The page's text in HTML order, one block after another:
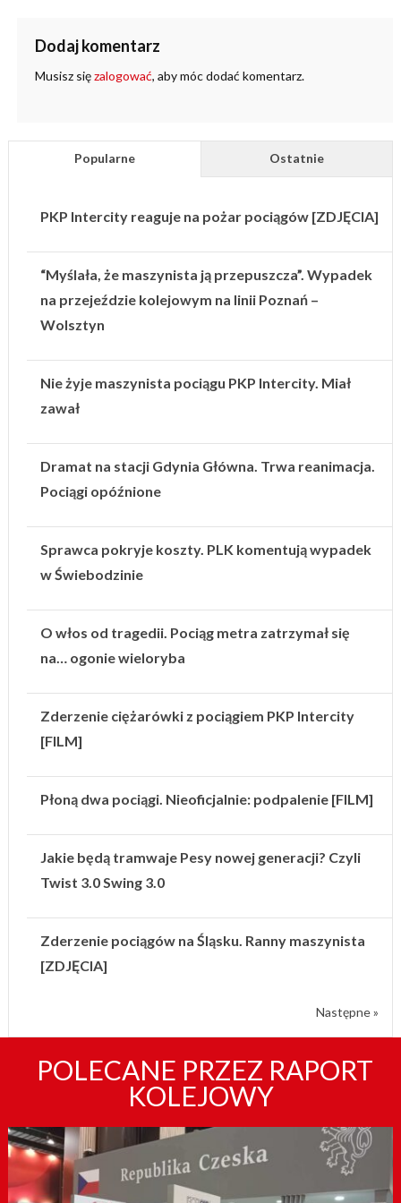
Dodaj komentarz
Musisz sięzalogować, aby móc dodać komentarz.
Popularne Ostatnie
PKP Intercity reaguje na pożar pociągów [ZDJĘCIA]
“Myślała, że maszynista ją przepuszcza”. Wypadek
na przejeździe kolejowym na linii Poznań –
Wolsztyn
Nie żyje maszynista pociągu PKP Intercity. Miał
zawał
Dramat na stacji Gdynia Główna. Trwa reanimacja.
Pociągi opóźnione
Sprawca pokryje koszty. PLK komentują wypadek
w Świebodzinie
O włos od tragedii. Pociąg metra zatrzymał się
na… ogonie wieloryba
Zderzenie ciężarówki z pociągiem PKP Intercity
[FILM]
Płoną dwa pociągi. Nieoficjalnie: podpalenie [FILM]
Jakie będą tramwaje Pesy nowej generacji? Czyli
Twist 3.0 Swing 3.0
Zderzenie pociągów na Śląsku. Ranny maszynista
[ZDJĘCIA]
Następne »
POLECANE PRZEZ RAPORT
KOLEJOWY